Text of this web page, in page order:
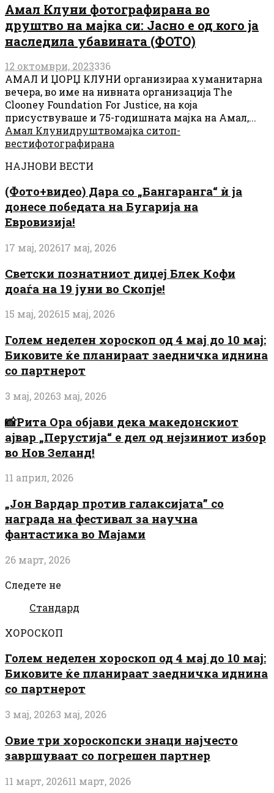
Амал Клуни фотографирана во
друштво на мајка си: Јасно е од кого ја
наследила убавината (ФОТО)
12 октомври, 2023336
АМАЛ И ЏОРЏ КЛУНИ организираа хуманитарна
вечера, во име на нивната организација The
Clooney Foundation For Justice, на која
присуствуваше и 75-годишната мајка на Амал,...
Амал Клунидруштвомајка ситоп-
вестифотографирана
НАЈНОВИ ВЕСТИ
(Фото+видео) Дара со „Бангаранга“ ѝ ја
донесе победата на Бугарија на
Евровизија!
17 мај, 202617 мај, 2026
Светски познатниот диџеј Блек Кофи
доаѓа на 19 јуни во Скопје!
15 мај, 202615 мај, 2026
Голем неделен хороскоп од 4 мај до 10 мај:
Биковите ќе планираат заедничка иднина
со партнерот
3 мај, 20263 мај, 2026
📸Рита Ора објави дека македонскиот
ајвар „Перустија“ е дел од нејзиниот избор
во Нов Зеланд!
11 април, 2026
„Јон Вардар против галаксијата” со
награда на фестивал за научна
фантастика во Мајами
26 март, 2026
Следете не
Стандард
ХОРОСКОП
Голем неделен хороскоп од 4 мај до 10 мај:
Биковите ќе планираат заедничка иднина
со партнерот
3 мај, 20263 мај, 2026
Овие три хороскопски знаци најчесто
завршуваат со погрешен партнер
11 март, 202611 март, 2026